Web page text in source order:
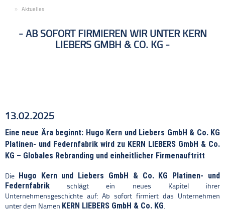
Aktuelles
AB SOFORT FIRMIEREN WIR UNTER KERN
LIEBERS GMBH & CO. KG
13.02.2025
Eine neue Ära beginnt: Hugo Kern und Liebers GmbH & Co. KG
Platinen- und Federnfabrik wird zu KERN LIEBERS GmbH & Co.
KG – Globales Rebranding und einheitlicher Firmenauftritt
Die Hugo Kern und Liebers GmbH & Co. KG Platinen- und
Federnfabrik schlägt ein neues Kapitel ihrer
Unternehmensgeschichte auf: Ab sofort firmiert das Unternehmen
unter dem Namen KERN LIEBERS GmbH & Co. KG.